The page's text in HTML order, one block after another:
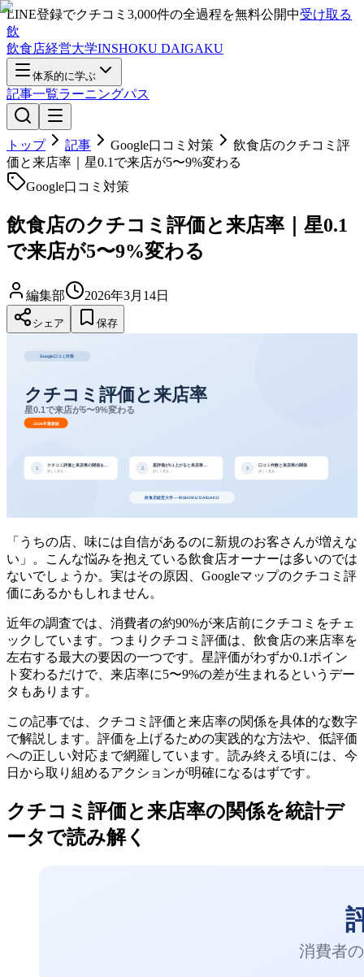
LINE登録でクチコミ3,000件の全過程を無料公開中受け取る
飲
飲食店経営大学INSHOKU DAIGAKU
体系的に学ぶ
記事一覧ラーニングパス
トップ 記事 Google口コミ対策
飲食店のクチコミ評
価と来店率｜星0.1で来店が5〜9%変わる
Google口コミ対策
飲食店のクチコミ評価と来店率｜星0.1
で来店が5〜9%変わる
編集部 2026年3月14日
シェア 保存
「うちの店、味には自信があるのに新規のお客さんが増えな
い」。こんな悩みを抱えている飲食店オーナーは多いのでは
ないでしょうか。実はその原因、Googleマップのクチコミ評
価にあるかもしれません。
近年の調査では、消費者の約90%が来店前にクチコミをチェ
ックしています。つまりクチコミ評価は、飲食店の来店率を
左右する最大の要因の一つです。星評価がわずか0.1ポイン
ト変わるだけで、来店率に5〜9%の差が生まれるというデー
タもあります。
この記事では、クチコミ評価と来店率の関係を具体的な数字
で解説します。評価を上げるための実践的な方法や、低評価
への正しい対応まで網羅しています。読み終える頃には、今
日から取り組めるアクションが明確になるはずです。
クチコミ評価と来店率の関係を統計デ
ータで読み解く